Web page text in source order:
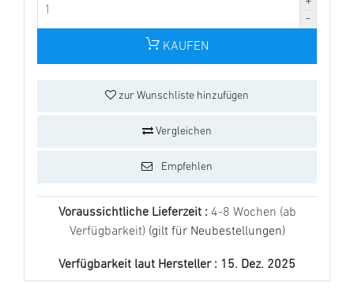
KAUFEN
zur Wunschliste hinzufügen
Vergleichen
Empfehlen
Voraussichtliche Lieferzeit : 4-8 Wochen (ab
Verfügbarkeit) (gilt für Neubestellungen)
Verfügbarkeit laut Hersteller : 15. Dez. 2025